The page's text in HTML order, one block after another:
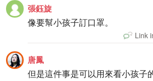
張鈺旋
像要幫小孩子訂口罩。
Link
唐鳳
但是這件事是可以用來看小孩子